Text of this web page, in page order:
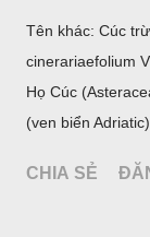
Tên khác: Cúc
cinerariaefolium
Họ Cúc
(ven biển
trồng để khai
CHIA SẺ